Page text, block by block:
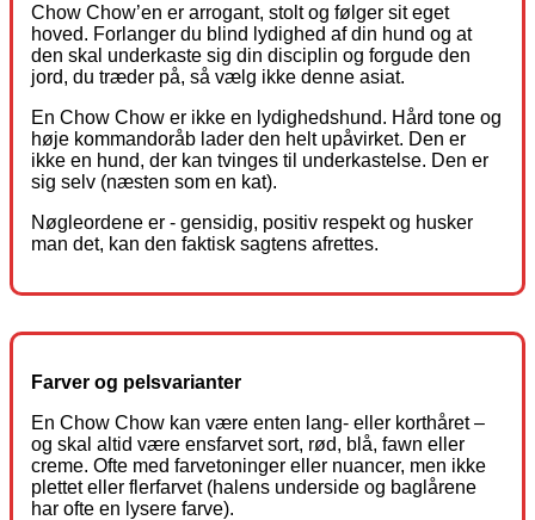
Chow Chow’en er arrogant, stolt og følger sit eget
hoved. Forlanger du blind lydighed af din hund og at
den skal underkaste sig din disciplin og forgude den
jord, du træder på, så vælg ikke denne asiat.
En Chow Chow er ikke en lydighedshund. Hård tone og
høje kommandoråb lader den helt upåvirket. Den er
ikke en hund, der kan tvinges til underkastelse. Den er
sig selv (næsten som en kat).
Nøgleordene er - gensidig, positiv respekt og husker
man det, kan den faktisk sagtens afrettes.
Farver og pelsvarianter
En Chow Chow kan være enten lang- eller korthåret –
og skal altid være ensfarvet sort, rød, blå, fawn eller
creme. Ofte med farvetoninger eller nuancer, men ikke
plettet eller flerfarvet (halens underside og baglårene
har ofte en lysere farve).